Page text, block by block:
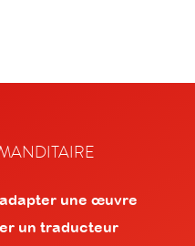
une œuvre
un traducteur